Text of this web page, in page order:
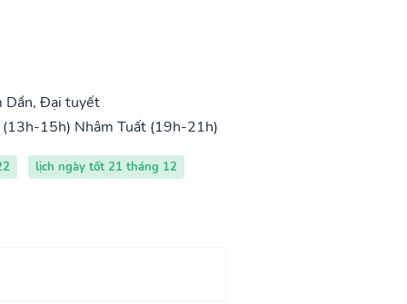
Dần, Đại tuyết
(13h-15h) Nhâm Tuất (19h-21h)
lịch ngày tốt 21 tháng 12